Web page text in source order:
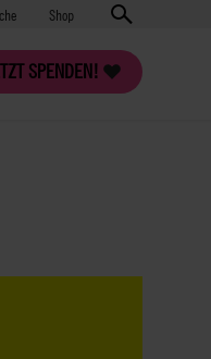
Shop
SPENDEN!